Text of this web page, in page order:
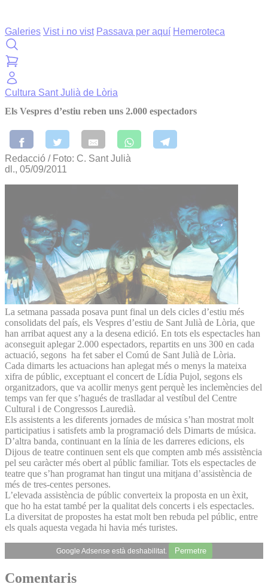
Galeries Vist i no vist Passava per aquí Hemeroteca
Cultura Sant Julià de Lòria
Els Vespres d’estiu reben uns 2.000 espectadors
Redacció / Foto: C. Sant Julià
dl., 05/09/2011
La setmana passada posava punt final un dels cicles d’estiu més
consolidats del país, els Vespres d’estiu de Sant Julià de Lòria, que
han arribat aquest any a la desena edició. En tots els espectacles han
aconseguit aplegar 2.000 espectadors, repartits en uns 300 en cada
actuació, segons ha fet saber el Comú de Sant Julià de Lòria.
Cada dimarts les actuacions han aplegat més o menys la mateixa
xifra de públic, exceptuant el concert de Lídia Pujol, segons els
organitzadors, que va acollir menys gent perquè les inclemències del
temps van fer que s’hagués de traslladar al vestíbul del Centre
Cultural i de Congressos Lauredià.
Els assistents a les diferents jornades de música s’han mostrat molt
participatius i satisfets amb la programació dels Dimarts de música.
D’altra banda, continuant en la línia de les darreres edicions, els
Dijous de teatre continuen sent els que compten amb més assistència
pel seu caràcter més obert al públic familiar. Tots els espectacles de
teatre que s’han programat han tingut una mitjana d’assistència de
més de tres-centes persones.
L’elevada assistència de públic converteix la proposta en un èxit,
que ho ha estat també per la qualitat dels concerts i els espectacles.
La diversitat de propostes ha estat molt ben rebuda pel públic, entre
els quals aquesta vegada hi havia més turistes.
Google Adsense està deshabilitat. Permetre
Comentaris